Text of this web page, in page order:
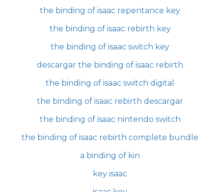
the binding of isaac repentance key
the binding of isaac rebirth key
the binding of isaac switch key
descargar the binding of isaac rebirth
the binding of isaac switch digital
the binding of isaac rebirth descargar
the binding of isaac nintendo switch
the binding of isaac rebirth complete bundle
a binding of kin
key isaac